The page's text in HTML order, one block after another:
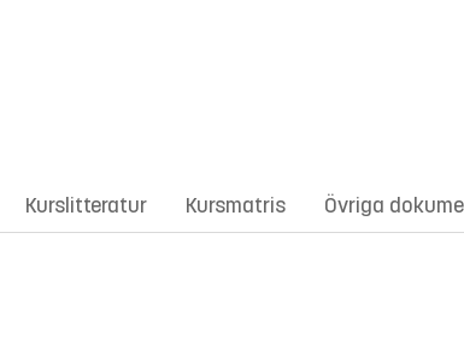
Kurslitteratur Kursmatris Övriga